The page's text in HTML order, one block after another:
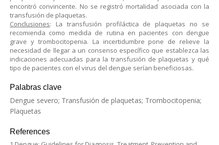
encontró convincente. No se registró mortalidad asociada con la
transfusión de plaquetas.
Conclusiones: La transfusión profiláctica de plaquetas no se
recomienda como medida de rutina en pacientes con dengue
grave y trombocitopenia. La incertidumbre pone de relieve la
necesidad de llegar a un consenso específico que establezca las
indicaciones adecuadas para la transfusión de plaquetas y qué
tipo de pacientes con el virus del dengue serían beneficiosas.
Palabras clave
Dengue severo; Transfusión de plaquetas; Trombocitopenia;
Plaquetas
References